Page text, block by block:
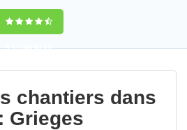
9,5(100%)59
votes
chantiers dans
Grieges